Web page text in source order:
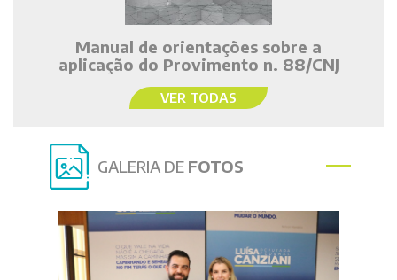
Manual de orientações sobre a
aplicação do Provimento n. 88/CNJ
VER TODAS
GALERIA DE FOTOS